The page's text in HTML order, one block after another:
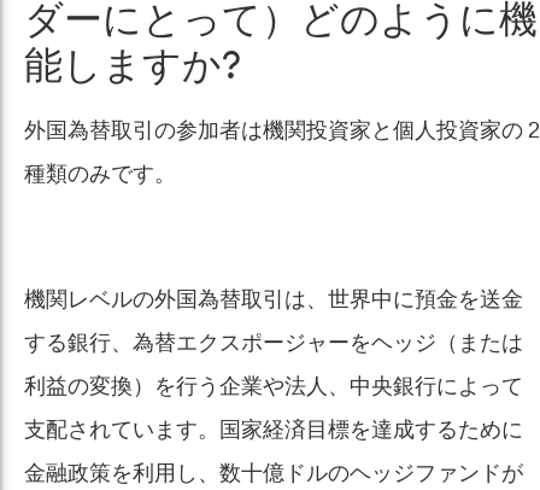
ダーにとって）どのように機
能しますか?
外国為替取引の参加者は機関投資家と個人投資家の 2
種類のみです。
機関レベルの外国為替取引は、世界中に預金を送金
する銀行、為替エクスポージャーをヘッジ（または
利益の変換）を行う企業や法人、中央銀行によって
支配されています。国家経済目標を達成するために
金融政策を利用し、数十億ドルのヘッジファンドが